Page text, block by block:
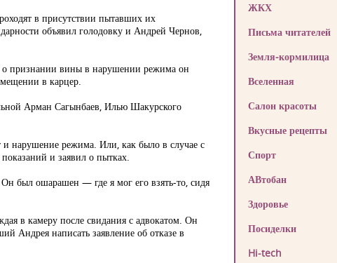
в присутствии пытавших их
объявил голодовку и Андрей Чернов,
о признании вины в нарушении режима он
в карцер.
Арман Сагынбаев, Илью Шакурского
и нарушение режима. Или, как было в случае с
и заявил о пытках.
был ошарашен — где я мог его взять-то, сидя
в камеру после свидания с адвокатом. Он
Андрея написать заявление об отказе в
ЖКХ
Письма читателей
Земля-кормилица
Вселенная
Салон красоты
Вкусные рецепты
Спорт
АВтобан
Здоровье
Посиделки
Hi-tech